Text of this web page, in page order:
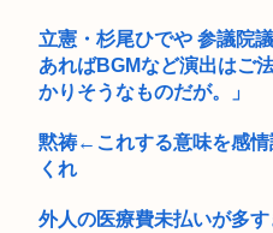
立憲・杉尾ひでや 参議院
あればBGMなど演出はご
かりそうなものだが。」
黙祷←これする意味を感情
くれ
外人の医療費未払いが多